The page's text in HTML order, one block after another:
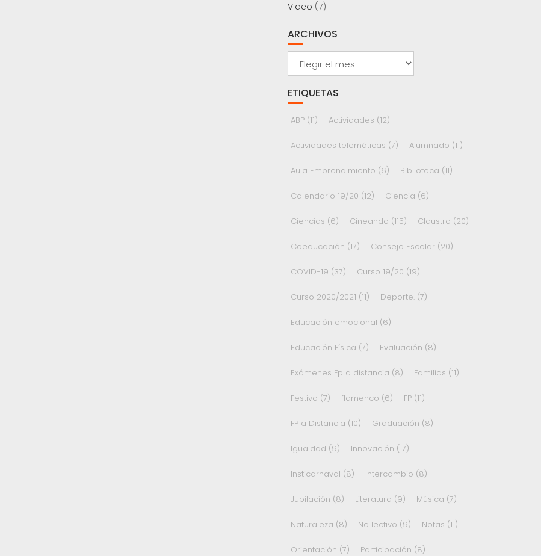
Video (7)
ARCHIVOS
Archivos
ETIQUETAS
ABP(11) Actividades (12)
Actividades telemáticas (7) Alumnado (11)
Aula Emprendimiento (6) Biblioteca (11)
Calendario 19/20 (12) Ciencia (6)
Ciencias (6) Cineando (115) Claustro (20)
Coeducación (17) Consejo Escolar (20)
COVID-19 (37) Curso 19/20 (19)
Curso 2020/2021 (11) Deporte.(7)
Educación emocional (6)
Educación Física (7) Evaluación (8)
Exámenes Fp a distancia (8) Familias (11)
Festivo (7) flamenco (6) FP(11)
FP a Distancia (10) Graduación (8)
Igualdad (9) Innovación (17)
Insticarnaval (8) Intercambio (8)
Jubilación (8) Literatura (9) Música (7)
Naturaleza (8) No lectivo (9) Notas (11)
Orientación (7) Participación (8)